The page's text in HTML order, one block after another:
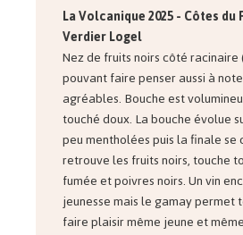
La Volcanique 2025 - Côtes
Verdier Logel
Nez de fruits noirs côté
pouvant faire penser aussi à
agréables. Bouche est
touché doux. La bouche évolue
peu mentholées puis la finale se
retrouve les fruits noirs, touche
fumée et poivres noirs. Un vin
jeunesse mais le gamay permet
faire plaisir même jeune et